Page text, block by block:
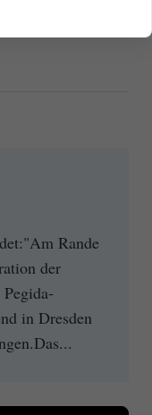
Rande
der
in Dresden